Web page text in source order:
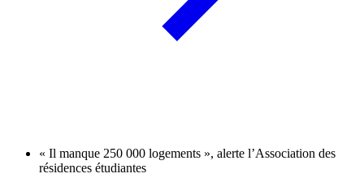
« Il manque 250 000 logements », alerte l’Association des
résidences étudiantes